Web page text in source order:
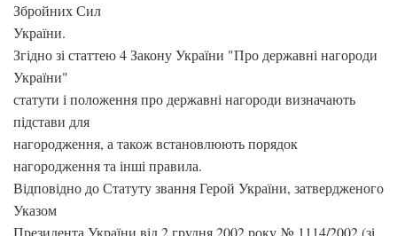
Збройних Сил
України.
Згідно зі статтею 4 Закону України "Про державні нагороди
України"
статути і положення про державні нагороди визначають
підстави для
нагородження, а також встановлюють порядок
нагородження та інші правила.
Відповідно до Статуту звання Герой України, затвердженого
Указом
Президента України від 2 грудня 2002 року № 1114/2002 (зі